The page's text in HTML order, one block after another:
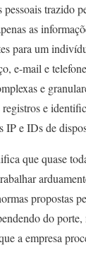
trazido
as
para um
e-mail e
e
e
IP e IDs de
que quase
propostas
do
a empresa